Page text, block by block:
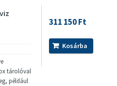
tárolóval
például
311 150 Ft
Kosárba